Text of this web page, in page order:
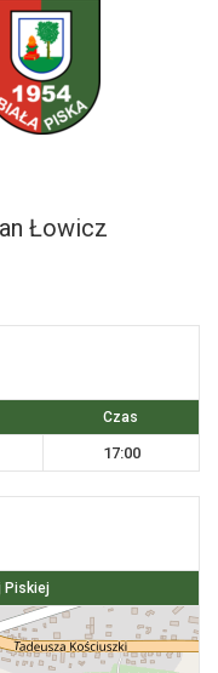
Łowicz
Czas
17:00
Piskiej